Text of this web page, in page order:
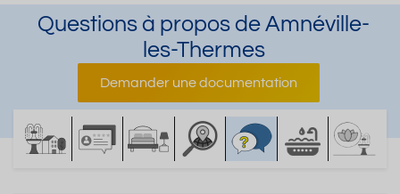
Questions à propos de Amnéville-
les-Thermes
Demander une documentation